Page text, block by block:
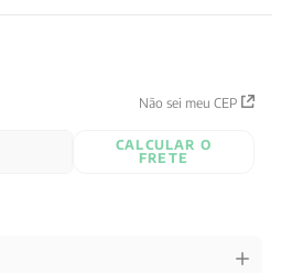
Não sei meu CEP
CALCULAR O
FRETE